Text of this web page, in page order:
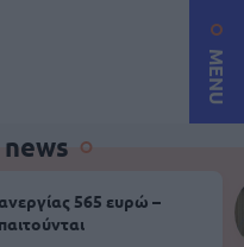
MENU
565 ευρώ –